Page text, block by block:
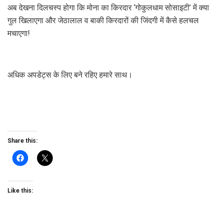
अब देखना दिलचस्प होगा कि मोना का किरदार ‘गोकुलधाम सोसाइटी’ में क्या
गुल खिलाएगा और जेठालाल व बाकी किरदारों की जिंदगी में कैसे हलचल
मचाएगा!
अधिक अपडेट्स के लिए बने रहिए हमारे साथ।
Share this:
Like this: